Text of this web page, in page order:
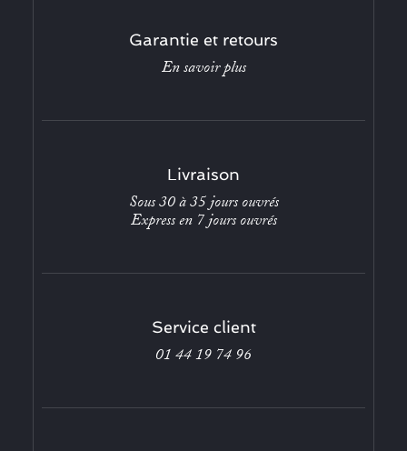
Garantie et retours
En savoir plus
Livraison
Sous 30 à 35 jours ouvrés
Express en 7 jours ouvrés
Service client
01 44 19 74 96